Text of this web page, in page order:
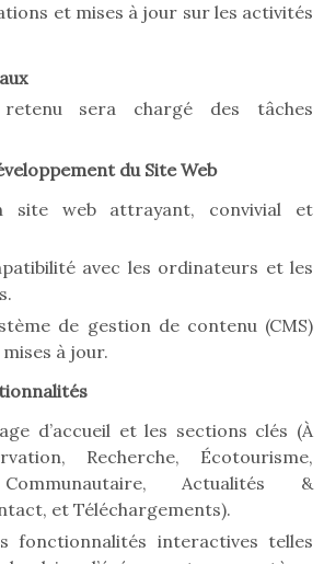
et mises à jour sur les activités
retenu sera chargé des tâches
du Site Web
site web attrayant, convivial et
avec les ordinateurs et les
de gestion de contenu (CMS)
à jour.
d’accueil et les sections clés (À
Recherche, Écotourisme,
Actualités &
et Téléchargements).
fonctionnalités interactives telles